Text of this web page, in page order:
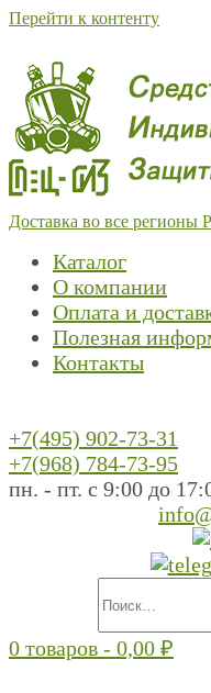
Перейти к контенту
Доставка во все регионы
Каталог
О компании
Оплата и
Полезная
Контакты
+7(495) 902-73-31
+7(968) 784-73-95
пн. - пт. с 9:00 до
0 товаров - 0,00 ₽